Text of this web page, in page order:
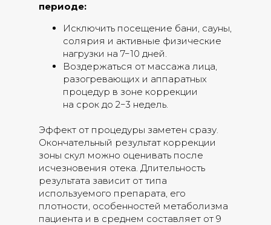
периоде:
Исключить посещение бани, сауны,
солярия и активные физические
нагрузки на 7−10 дней.
Воздержаться от массажа лица,
разогревающих и аппаратных
процедур в зоне коррекции
на срок до 2−3 недель.
Эффект от процедуры заметен сразу.
Окончательный результат коррекции
зоны скул можно оценивать после
исчезновения отека. Длительность
результата зависит от типа
используемого препарата, его
плотности, особенностей метаболизма
пациента и в среднем составляет от 9